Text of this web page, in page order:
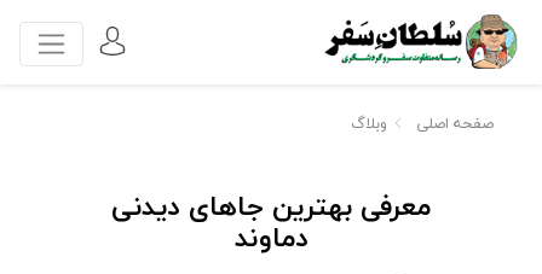
صفحه اصلی وبلاگ
معرفی بهترین جاهای دیدنی
دماوند